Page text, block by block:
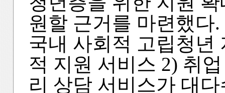
원할 근거를 마련했다.
국내 사회적 고립청년
적 지원 서비스 2) 취
리 상담 서비스가 대